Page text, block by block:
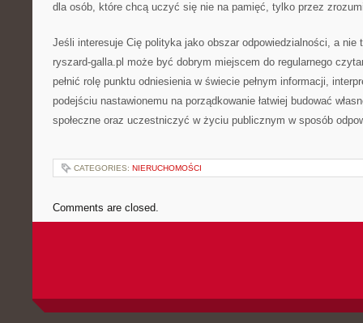
dla osób, które chcą uczyć się nie na pamięć, tylko przez
Jeśli interesuje Cię polityka jako obszar odpowiedzialności, a nie
ryszard-galla.pl może być dobrym miejscem do regularnego
pełnić rolę punktu odniesienia w świecie pełnym informacji,
podejściu nastawionemu na porządkowanie łatwiej budować
społeczne oraz uczestniczyć w życiu publicznym w sposób
CATEGORIES: NIERUCHOMOŚCI
Comments are closed.